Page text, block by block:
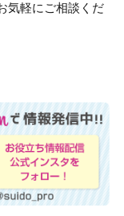
気軽にご相談くだ